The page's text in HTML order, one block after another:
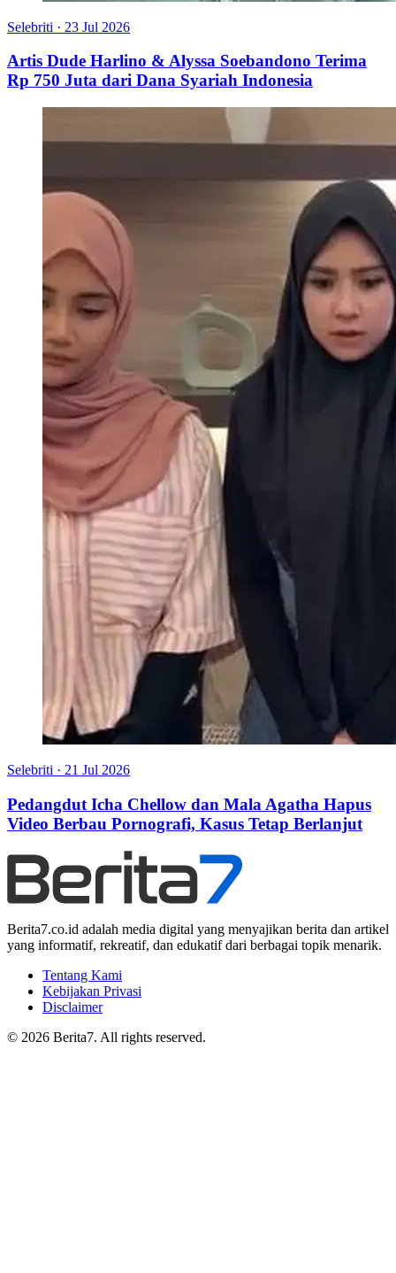
Selebriti · 23 Jul 2026
Artis Dude Harlino & Alyssa Soebandono Terima
Rp 750 Juta dari Dana Syariah Indonesia
Selebriti · 21 Jul 2026
Pedangdut Icha Chellow dan Mala Agatha Hapus
Video Berbau Pornografi, Kasus Tetap Berlanjut
Berita7.co.id adalah media digital yang menyajikan berita dan artikel
yang informatif, rekreatif, dan edukatif dari berbagai topik menarik.
Tentang Kami
Kebijakan Privasi
Disclaimer
© 2026 Berita7. All rights reserved.